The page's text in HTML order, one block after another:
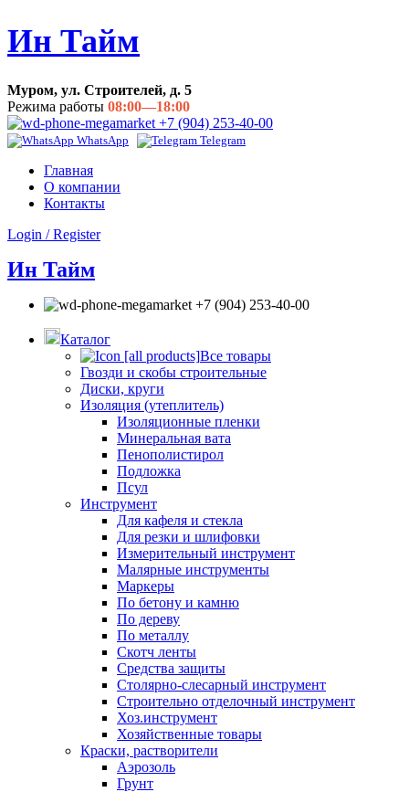
Ин Тайм
Муром, ул. Строителей, д. 5
Режима работы 08:00—18:00
+7 (904) 253-40-00
WhatsApp Telegram
Главная
О компании
Контакты
Login / Register
Ин Тайм
+7 (904) 253-40-00
Каталог
Все товары
Гвозди и скобы строительные
Диски, круги
Изоляция (утеплитель)
Изоляционные пленки
Минеральная вата
Пенополистирол
Подложка
Псул
Инструмент
Для кафеля и стекла
Для резки и шлифовки
Измерительный инструмент
Малярные инструменты
Маркеры
По бетону и камню
По дереву
По металлу
Скотч ленты
Средства защиты
Столярно-слесарный инструмент
Строительно отделочный инструмент
Хоз.инструмент
Хозяйственные товары
Краски, растворители
Аэрозоль
Грунт